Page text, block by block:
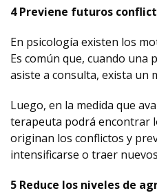
4 Previene futuros
En psicología existen los
Es común que, cuando una
asiste a consulta, exista un
Luego, en la medida que
terapeuta podrá encontrar
originan los conflictos y
intensificarse o traer
5 Reduce los niveles de